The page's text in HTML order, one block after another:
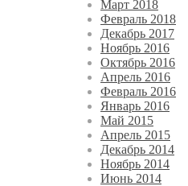
Март 2018
Февраль 2018
Декабрь 2017
Ноябрь 2016
Октябрь 2016
Апрель 2016
Февраль 2016
Январь 2016
Май 2015
Апрель 2015
Декабрь 2014
Ноябрь 2014
Июнь 2014